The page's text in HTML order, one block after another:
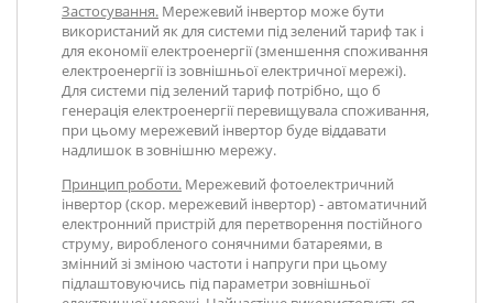
Застосування. Мережевий інвертор може бути
використаний як для системи під зелений тариф так і
для економії електроенергії (зменшення споживання
електроенергії із зовнішньої електричної мережі).
Для системи під зелений тариф потрібно, що б
генерація електроенергії перевищувала споживання,
при цьому мережевий інвертор буде віддавати
надлишок в зовнішню мережу.
Принцип роботи. Мережевий фотоелектричний
інвертор (скор. мережевий інвертор) - автоматичний
електронний пристрій для перетворення постійного
струму, виробленого сонячними батареями, в
змінний зі зміною частоти і напруги при цьому
підлаштовуючись під параметри зовнішньої